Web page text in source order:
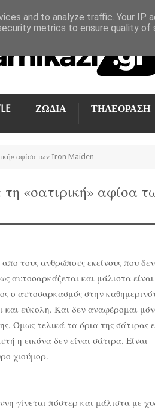
ΖΩΔΙΑ ΤΗΛΕΟΡΑΣΗ
αφίσα των Iron Maiden
«σατιρική» αφίσα
τους ανθρώπους εκείνους που δεν
αυτοσαρκάζεται και μάλιστα
ο αυτοσαρκασμός στην
και εύκολη. Και δεν αναφέρομαι
Όμως τελικά τα όρια της σάτιρας
η εικόνα δεν είναι σάτιρα. Είναι
χιούμορ.
γίνεται πόστερ και μάλιστα με
and to analyze traffic. Your IP
metrics to ensure quality of